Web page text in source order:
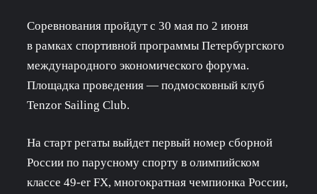
Соревнования пройдут с 30 мая по 2 июня
в рамках спортивной программы Петербургского
международного экономического форума.
Площадка проведения — подмосковный клуб
Tenzor Sailing Club.
На старт регаты выйдет первый номер сборной
России по парусному спорту в олимпийском
классе 49-er FX, многократная чемпионка России,